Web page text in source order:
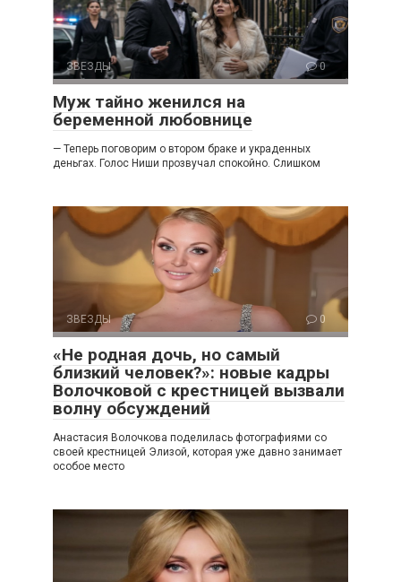
ЗВЕЗДЫ 0
Муж тайно женился на
беременной любовнице
— Теперь поговорим о втором браке и украденных
деньгах. Голос Ниши прозвучал спокойно. Слишком
ЗВЕЗДЫ 0
«Не родная дочь, но самый
близкий человек?»: новые кадры
Волочковой с крестницей вызвали
волну обсуждений
Анастасия Волочкова поделилась фотографиями со
своей крестницей Элизой, которая уже давно занимает
особое место